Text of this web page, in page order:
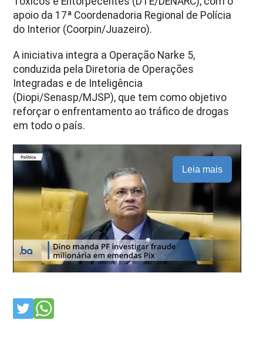
apoio da 17ª Coordenadoria Regional de Polícia
do Interior (Coorpin/Juazeiro).
A iniciativa integra a Operação Narke 5,
conduzida pela Diretoria de Operações
Integradas e de Inteligência
(Diopi/Senasp/MJSP), que tem como objetivo
reforçar o enfrentamento ao tráfico de drogas
em todo o país.
Leia mais